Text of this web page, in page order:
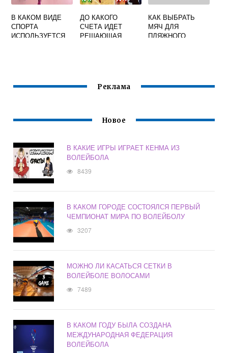
В КАКОМ ВИДЕ
СПОРТА
ИСПОЛЬЗУЕТСЯ
ДО КАКОГО
СЧЕТА ИДЕТ
РЕШАЮЩАЯ
КАК ВЫБРАТЬ
МЯЧ ДЛЯ
ПЛЯЖНОГО
Реклама
Новое
В КАКИЕ ИГРЫ ИГРАЕТ КЕНМА ИЗ
ВОЛЕЙБОЛА
8439
В КАКОМ ГОРОДЕ СОСТОЯЛСЯ ПЕРВЫЙ
ЧЕМПИОНАТ МИРА ПО ВОЛЕЙБОЛУ
3207
МОЖНО ЛИ КАСАТЬСЯ СЕТКИ В
ВОЛЕЙБОЛЕ ВОЛОСАМИ
7489
В КАКОМ ГОДУ БЫЛА СОЗДАНА
МЕЖДУНАРОДНАЯ ФЕДЕРАЦИЯ
ВОЛЕЙБОЛА